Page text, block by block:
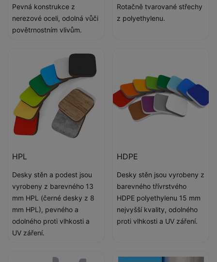
Pevná konstrukce z
nerezové oceli, odolná vůči
povětrnostním vlivům.
Rotačně tvarované střechy
z polyethylenu.
HPL
Desky stěn a podest jsou
vyrobeny z barevného 13
mm HPL (černé desky z 8
mm HPL), pevného a
odolného proti vlhkosti a
UV záření.
HDPE
Desky stěn jsou vyrobeny z
barevného třívrstvého
HDPE polyethylenu 15 mm
nejvyšší kvality, odolného
proti vlhkosti a UV záření.